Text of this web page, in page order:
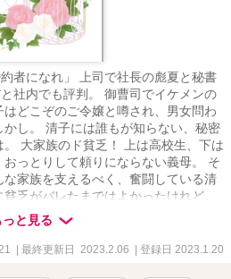
者になれ」 上司で社長の彪夏と秘書
社内でも評判。 御曹司でイケメンの
どこぞのご令嬢と噂され、男女問わ
し。 清子には誰もが知らない、秘密
大家族のド貧乏！ 上は高校生、下は
っとりして頼りにならない義母。 そ
家族を支えるべく、奮闘している清
乏がバレたまではよかったけれど。
たいてしまい、償いに婚約者のフリ
すと言われたら断れない。 どうな
さやこ 25歳 LCCチェリーエアライ
っと見る
| 最終更新日 2023.2.06 | 登録日 2023.1.20